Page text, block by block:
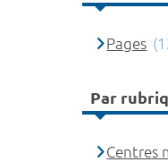
Pages
Par
Centres